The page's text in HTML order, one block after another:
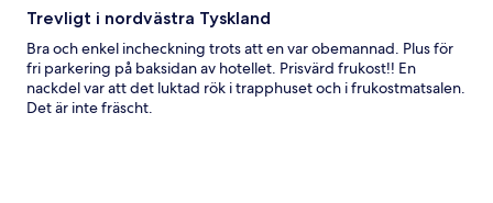
Trevligt i nordvästra Tyskland
Bra och enkel incheckning trots att en var obemannad. Plus för
fri parkering på baksidan av hotellet. Prisvärd frukost!! En
nackdel var att det luktad rök i trapphuset och i frukostmatsalen.
Det är inte fräscht.